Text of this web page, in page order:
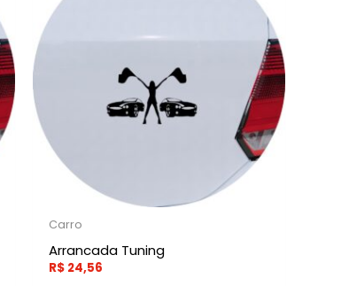
Carro
Arrancada Tuning
R$ 24,56